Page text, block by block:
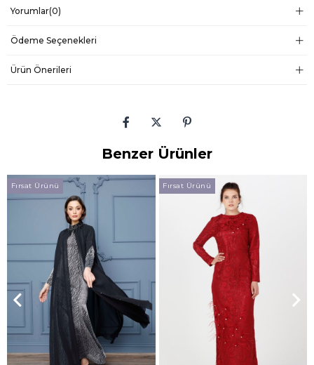
Yorumlar(0)
Ödeme Seçenekleri
Ürün Önerileri
Benzer Ürünler
Fırsat Ürünü Fırsat Ürünü